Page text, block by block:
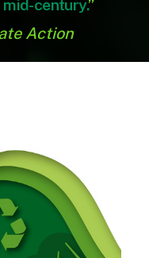
century.”
Action